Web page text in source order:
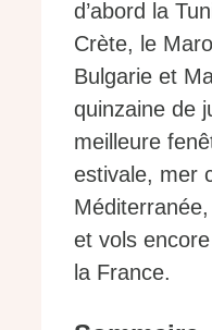
d’abord la
Crète, le
Bulgarie et
quinzaine de
meilleure
estivale, mer
et vols
la France.